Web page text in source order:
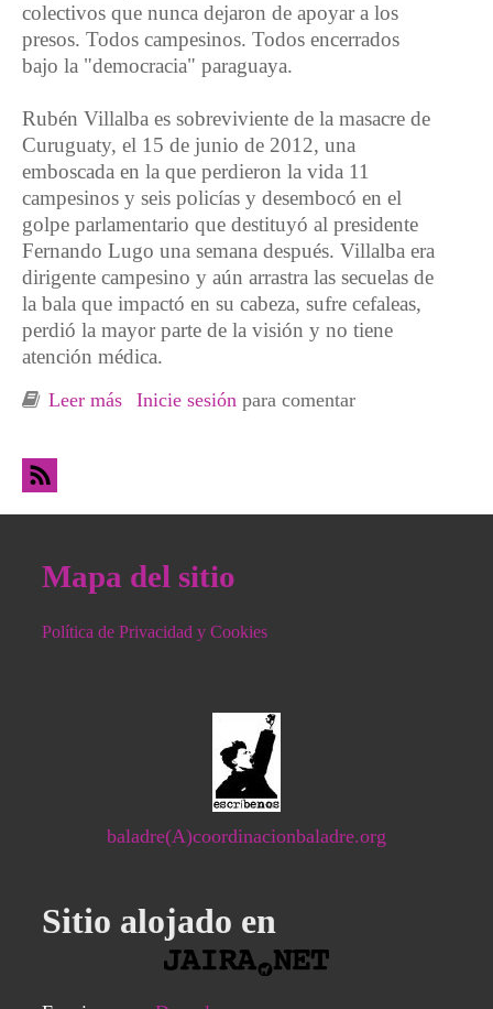
colectivos que nunca dejaron de apoyar a los
presos. Todos campesinos. Todos encerrados
bajo la "democracia" paraguaya.
Rubén Villalba es sobreviviente de la masacre de
Curuguaty, el 15 de junio de 2012, una
emboscada en la que perdieron la vida 11
campesinos y seis policías y desembocó en el
golpe parlamentario que destituyó al presidente
Fernando Lugo una semana después. Villalba era
dirigente campesino y aún arrastra las secuelas de
la bala que impactó en su cabeza, sufre cefaleas,
perdió la mayor parte de la visión y no tiene
atención médica.
Leer más sobre Paraguay: los presos y asesinados del
Inicie sesión para comentar
Mapa del sitio
Política de Privacidad y Cookies
baladre(A)coordinacionbaladre.org
Sitio alojado en